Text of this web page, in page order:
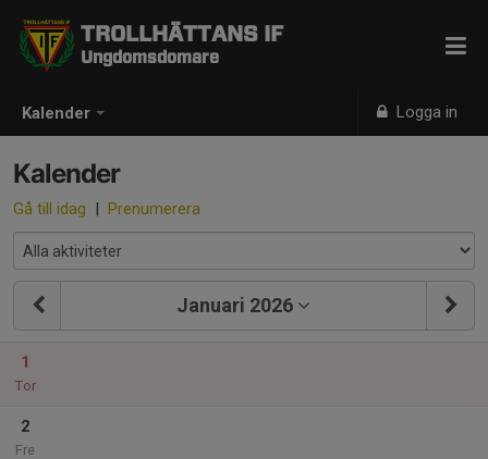
Kalender Logga in
TROLLHÄTTANS IF
Ungdomsdomare
Kalender
Gå till idag | Prenumerera
Januari 2026
1
Tor
2
Fre